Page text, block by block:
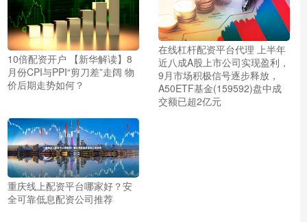
10倍配资开户 【新华解读】8
月份CPI与PPI“剪刀差”走阔 物
价后期走势如何？
在线杠杆配资平台代理 上半年
近八成A股上市公司实现盈利，
9月市场积极信号逐步释放，
A50ETF基金(159592)盘中成
交额已超2亿元
重庆线上配资平台哪家好？安
全可靠低息配资公司推荐